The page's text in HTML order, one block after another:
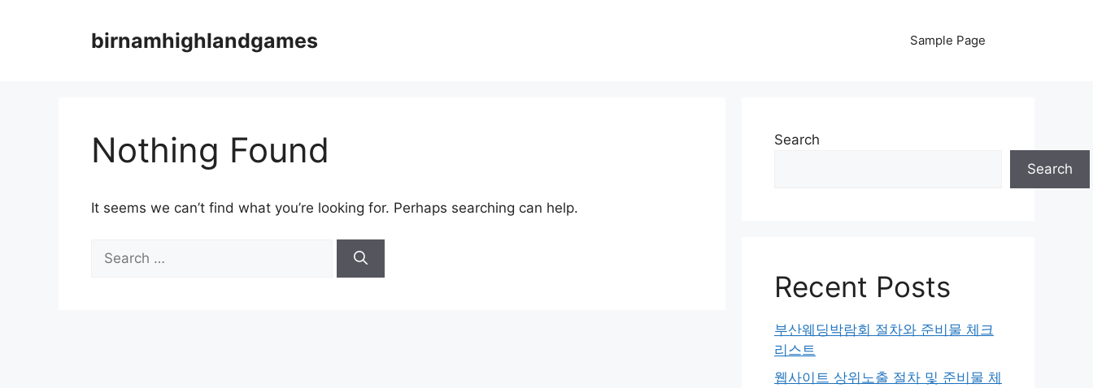
birnamhighlandgames Sample Page
Nothing Found
It seems we can’t find what you’re looking for. Perhaps searching can help.
for:
Search
Search
Recent Posts
부산웨딩박람회 절차와 준비물 체크
리스트
웹사이트 상위노출 절차 및 준비물 체